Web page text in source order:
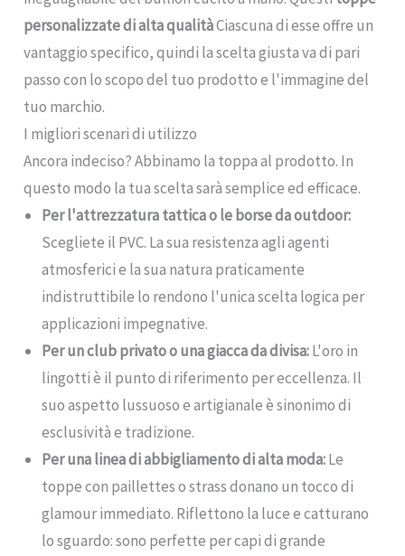
personalizzate di alta qualitàCiascuna di esse offre un
vantaggio specifico, quindi la scelta giusta va di pari
passo con lo scopo del tuo prodotto e l'immagine del
tuo marchio.
I migliori scenari di utilizzo
Ancora indeciso? Abbinamo la toppa al prodotto. In
questo modo la tua scelta sarà semplice ed efficace.
Per l'attrezzatura tattica o le borse da outdoor:
Scegliete il PVC. La sua resistenza agli agenti
atmosferici e la sua natura praticamente
indistruttibile lo rendono l'unica scelta logica per
applicazioni impegnative.
Per un club privato o una giacca da divisa:L'oro in
lingotti è il punto di riferimento per eccellenza. Il
suo aspetto lussuoso e artigianale è sinonimo di
esclusività e tradizione.
Per una linea di abbigliamento di alta moda:Le
toppe con paillettes o strass donano un tocco di
glamour immediato. Riflettono la luce e catturano
lo sguardo: sono perfette per capi di grande